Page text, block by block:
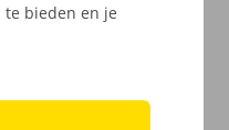
te bieden en je